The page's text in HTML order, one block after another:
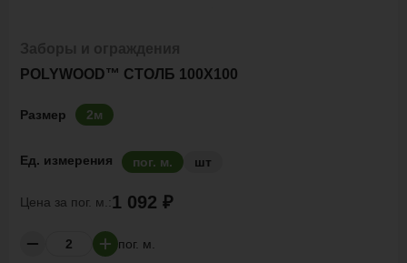
POLYWOOD™ СТОЛБ 100Х100
Размер 2м
Ед. измерения пог. м. шт
Цена за пог. м.:1 092 ₽
пог. м.